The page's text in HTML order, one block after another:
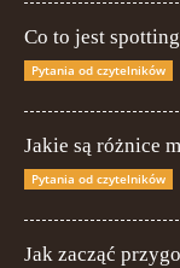
Co to jest
Pytania od czytelników
Jakie są różnice
Pytania od czytelników
Jak zacząć